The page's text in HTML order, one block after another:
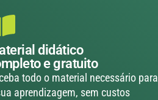
didático
e gratuito
todo o material necessário para
aprendizagem, sem custos